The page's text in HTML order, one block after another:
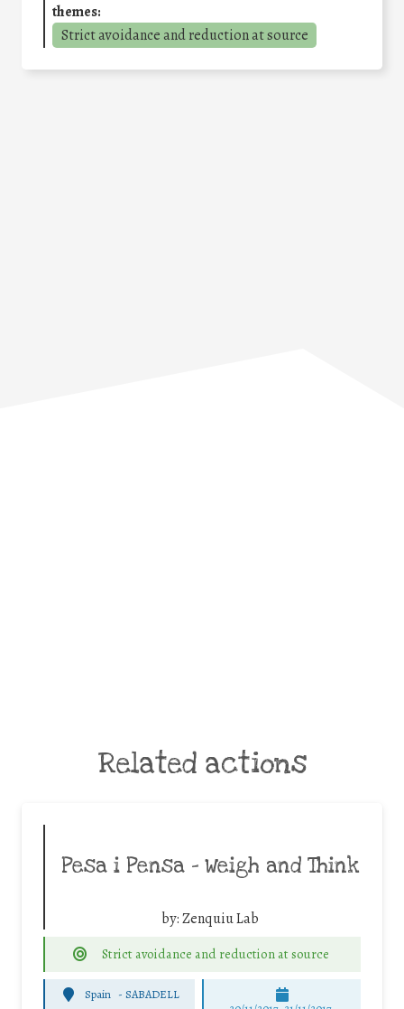
themes:
Strict avoidance and reduction at source
Related actions
Pesa i Pensa – Weigh and Think
by:Zenquiu Lab
Strict avoidance and reduction at source
Spain - SABADELL